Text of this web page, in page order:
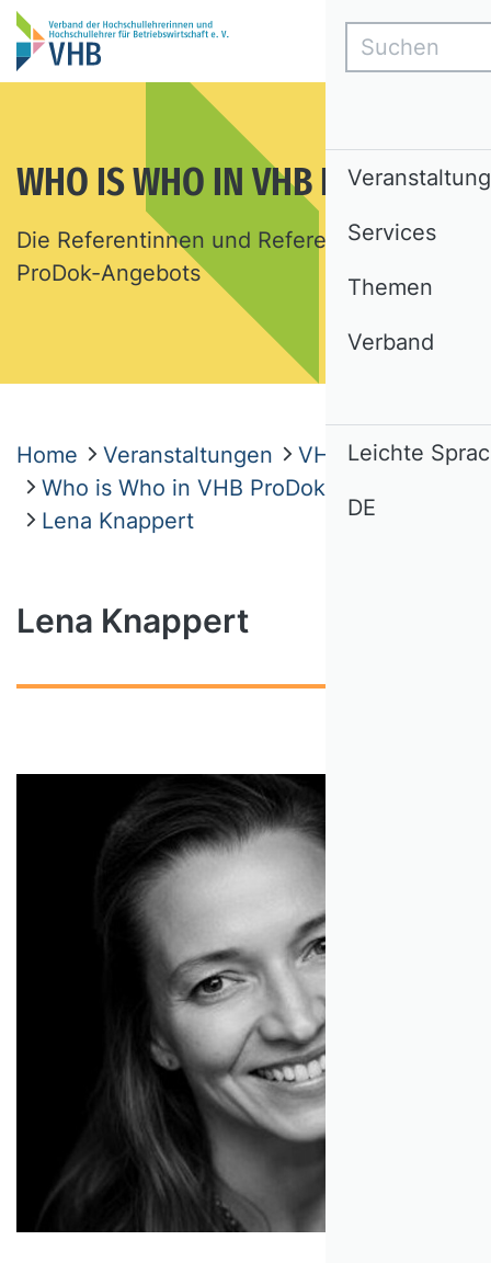
WHO IS WHO IN VHB PRODOK
Die Referentinnen und Referenten des VHB
ProDok-Angebots
Home Veranstaltungen
VHB ProDok
Who is Who in VHB ProDok
Lena Knappert
Lena Knappert
Suchen
Services
Themen
Verband
Leichte
DE